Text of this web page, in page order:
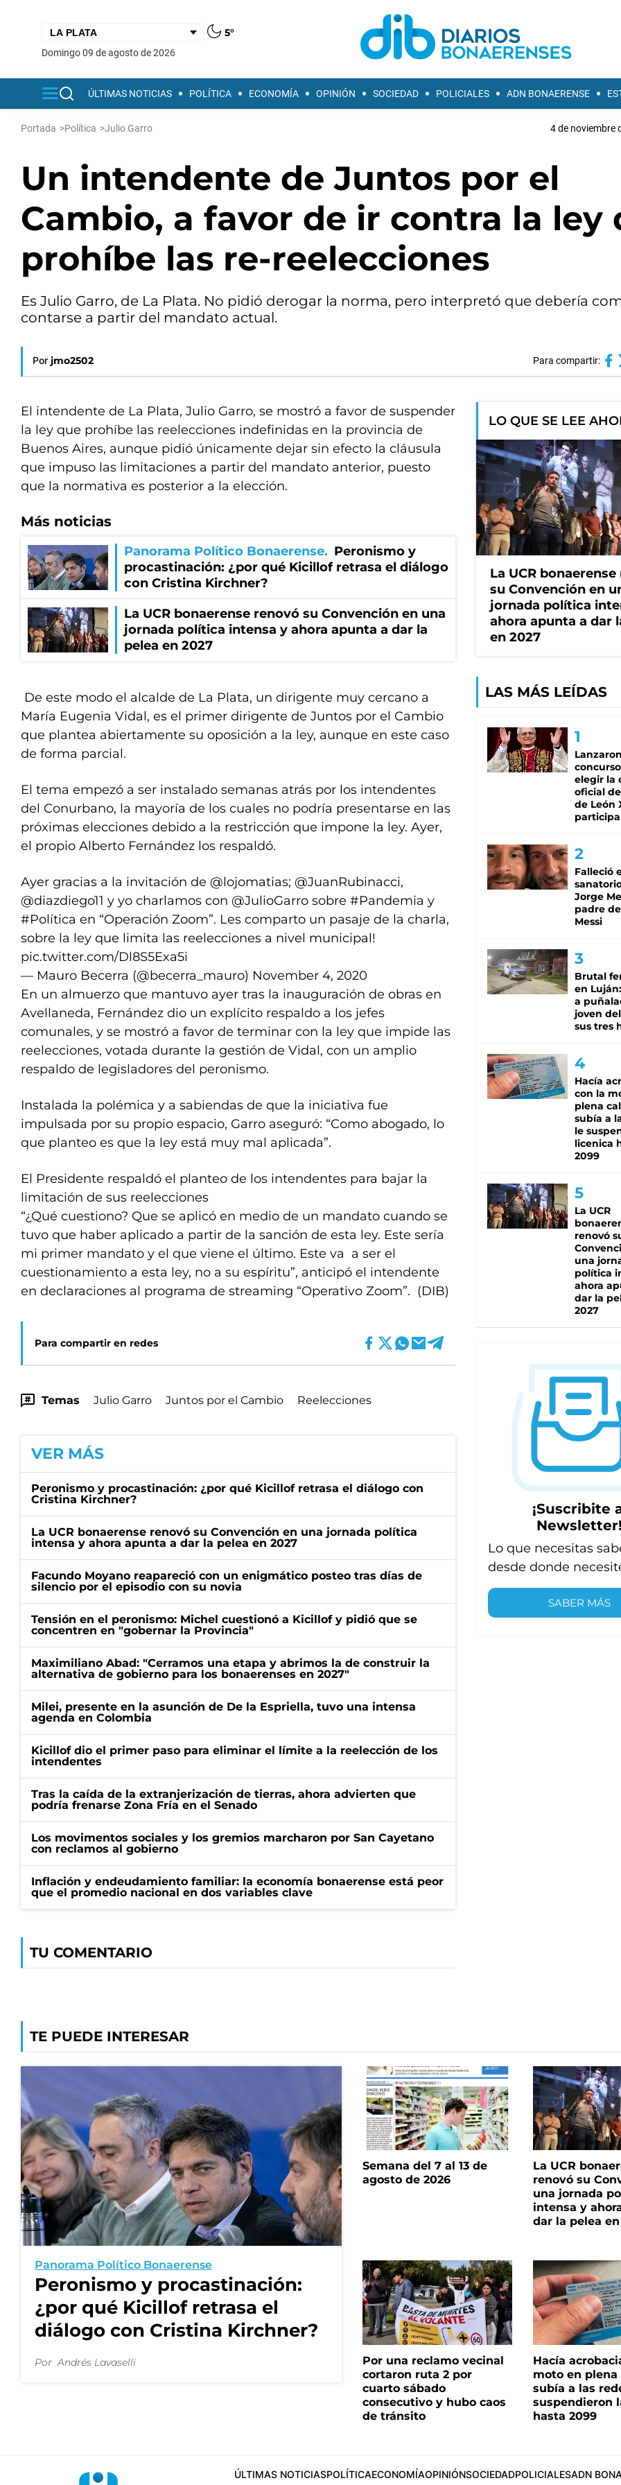
5°
domingo 09 de agosto de 2026
ÚLTIMAS NOTICIAS POLÍTICA ECONOMÍA OPINIÓN SOCIEDAD POLICIALES ADN BONAERENSE
Portada >Política >Julio Garro 4 de noviembre
Un intendente de Juntos por el
Cambio, a favor de ir contra la ley
prohíbe las re-reelecciones
Es Julio Garro, de La Plata. No pidió derogar la norma, pero interpretó que debería
contarse a partir del mandato actual.
Por jmo2502 Para compartir:
El intendente de La Plata, Julio Garro, se mostró a favor de suspender
la ley que prohíbe las reelecciones indefinidas en la provincia de
Buenos Aires, aunque pidió únicamente dejar sin efecto la cláusula
que impuso las limitaciones a partir del mandato anterior, puesto
que la normativa es posterior a la elección.
Más noticias
Panorama Político Bonaerense
Peronismo y
procastinación: ¿por qué Kicillof retrasa el diálogo
con Cristina Kirchner?
La UCR bonaerense renovó su Convención en una
jornada política intensa y ahora apunta a dar la
pelea en 2027
De este modo el alcalde de La Plata, un dirigente muy cercano a
María Eugenia Vidal, es el primer dirigente de Juntos por el Cambio
que plantea abiertamente su oposición a la ley, aunque en este caso
de forma parcial.
El tema empezó a ser instalado semanas atrás por los intendentes
del Conurbano, la mayoría de los cuales no podría presentarse en las
próximas elecciones debido a la restricción que impone la ley. Ayer,
el propio Alberto Fernández los respaldó.
Ayer gracias a la invitación de @lojomatias; @JuanRubinacci,
@diazdiego11 y yo charlamos con @JulioGarro sobre #Pandemia y
#Política en “Operación Zoom”. Les comparto un pasaje de la charla,
sobre la ley que limita las reelecciones a nivel municipal!
pic.twitter.com/Dl8S5Exa5i
— Mauro Becerra (@becerra_mauro) November 4, 2020
En un almuerzo que mantuvo ayer tras la inauguración de obras en
Avellaneda, Fernández dio un explícito respaldo a los jefes
comunales, y se mostró a favor de terminar con la ley que impide las
reelecciones, votada durante la gestión de Vidal, con un amplio
respaldo de legisladores del peronismo.
Instalada la polémica y a sabiendas de que la iniciativa fue
impulsada por su propio espacio, Garro aseguró: “Como abogado, lo
que planteo es que la ley está muy mal aplicada”.
El Presidente respaldó el planteo de los intendentes para bajar la
limitación de sus reelecciones
“¿Qué cuestiono? Que se aplicó en medio de un mandato cuando se
tuvo que haber aplicado a partir de la sanción de esta ley. Este sería
mi primer mandato y el que viene el último. Este va a ser el
cuestionamiento a esta ley, no a su espíritu”, anticipó el intendente
en declaraciones al programa de streaming “Operativo Zoom”. (DIB)
Para compartir en redes
Temas Julio Garro Juntos por el Cambio Reelecciones
VER MÁS
Peronismo y procastinación: ¿por qué Kicillof retrasa el diálogo con
Cristina Kirchner?
La UCR bonaerense renovó su Convención en una jornada política
intensa y ahora apunta a dar la pelea en 2027
Facundo Moyano reapareció con un enigmático posteo tras días de
silencio por el episodio con su novia
Tensión en el peronismo: Michel cuestionó a Kicillof y pidió que se
concentren en "gobernar la Provincia"
Maximiliano Abad: "Cerramos una etapa y abrimos la de construir la
alternativa de gobierno para los bonaerenses en 2027"
Milei, presente en la asunción de De la Espriella, tuvo una intensa
agenda en Colombia
Kicillof dio el primer paso para eliminar el límite a la reelección de los
intendentes
Tras la caída de la extranjerización de tierras, ahora advierten que
podría frenarse Zona Fría en el Senado
Los movimentos sociales y los gremios marcharon por San Cayetano
con reclamos al gobierno
Inflación y endeudamiento familiar: la economía bonaerense está peor
que el promedio nacional en dos variables clave
TU COMENTARIO
LO QUE SE LEE
La UCR
su Convención en
jornada política
ahora apunta a dar
en 2027
LAS MÁS LEÍDAS
elegir la
oficial
de León
Falleció
Jorge
padre
Messi
Brutal
en
a
joven
sus tres
Hacía
con la
plena
subía a
le
licenica
2099
La UCR
renovó
una
política
ahora
dar la
2027
¡Suscribite
Lo que necesitas
desde donde
SABER MÁS
TE PUEDE INTERESAR
Panorama Político Bonaerense
Peronismo y procastinación:
¿por qué Kicillof retrasa el
diálogo con Cristina Kirchner?
Por Andrés Lavaselli
Semana del 7 al 13 de
agosto de 2026
La UCR
renovó su
una jornada
intensa y
dar la pelea en
Por una reclamo vecinal
cortaron ruta 2 por
cuarto sábado
consecutivo y hubo caos
de tránsito
Hacía
moto en plena
subía a las
suspendieron
hasta 2099
ÚLTIMAS NOTICIASPOLÍTICAECONOMÍAOPINIÓNSOCIEDADPOLICIALESADN